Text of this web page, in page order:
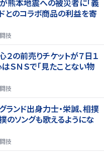
が熊本地震への被災者に「義
とのコラボ商品の利益を寄
技
の前売りチケットが７日１
ＮＳで「見たことない物
技
ランド出身力士・栄誠、相撲
ソングも歌えるようにな
技